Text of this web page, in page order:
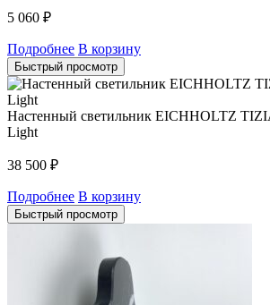
5 060 ₽
Подробнее В корзину
Быстрый просмотр
Настенный светильник EICHHOLTZ
Light
38 500 ₽
Подробнее В корзину
Быстрый просмотр